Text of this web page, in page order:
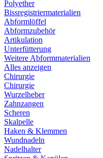
Polyether
Bissregistriermaterialien
Abformlöffel
Abformzubehör
Artikulation
Unterfütterung
Weitere Abformmaterialien
Alles anzeigen
Chirurgie
Chirurgie
Wurzelheber
Zahnzangen
Scheren
Skalpelle
Haken & Klemmen
Wundnadeln
Nadelhalter